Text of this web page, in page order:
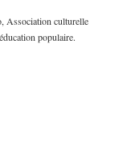
Association culturelle
populaire.